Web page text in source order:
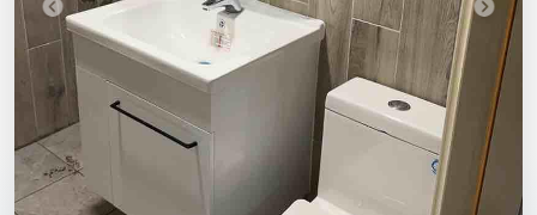
Copyright © 好方法有限公司 All rights reserved.
商品及費用說明
隱私權條款
使用及保密條款
公司資訊